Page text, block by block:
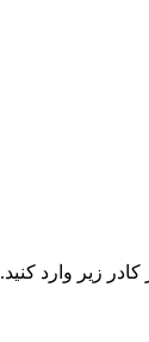
زیر وارد کنید.